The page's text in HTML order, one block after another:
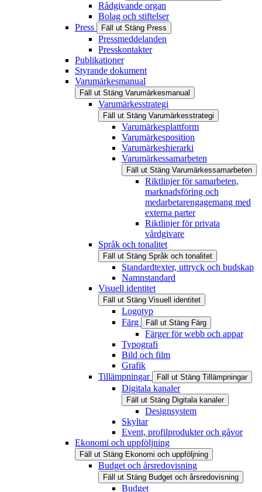
Rådgivande organ
Bolag och stiftelser
Press
Fäll ut Stäng Press
Pressmeddelanden
Presskontakter
Publikationer
Styrande dokument
Varumärkesmanual
Fäll ut Stäng Varumärkesmanual
Varumärkesstrategi
Fäll ut Stäng Varumärkesstrategi
Varumärkesplattform
Varumärkesposition
Varumärkeshierarki
Varumärkessamarbeten
Fäll ut Stäng Varumärkessamarbeten
Riktlinjer för samarbeten,
marknadsföring och
medarbetarengagemang med
externa parter
Riktlinjer för privata
vårdgivare
Språk och tonalitet
Fäll ut Stäng Språk och tonalitet
Standardtexter, uttryck och budskap
Namnstandard
Visuell identitet
Fäll ut Stäng Visuell identitet
Logotyp
Färg
Fäll ut Stäng Färg
Färger för webb och appar
Typografi
Bild och film
Grafik
Tillämpningar
Fäll ut Stäng Tillämpningar
Digitala kanaler
Fäll ut Stäng Digitala kanaler
Designsystem
Skyltar
Event, profilprodukter och gåvor
Ekonomi och uppföljning
Fäll ut Stäng Ekonomi och uppföljning
Budget och årsredovisning
Fäll ut Stäng Budget och årsredovisning
Budget